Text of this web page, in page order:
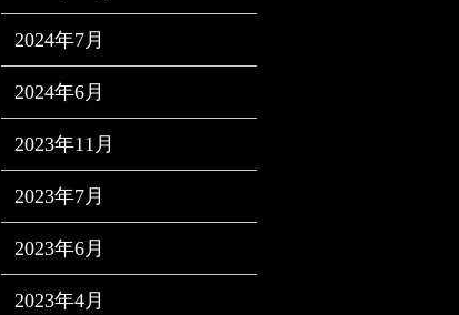
2024年7月
2024年6月
2023年11月
2023年7月
2023年6月
2023年4月